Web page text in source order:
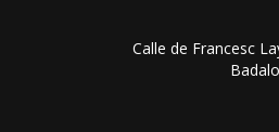
Calle de Francesc